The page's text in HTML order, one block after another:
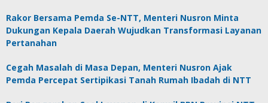
Rakor Bersama Pemda Se-NTT, Menteri Nusron Minta
Dukungan Kepala Daerah Wujudkan Transformasi Layanan
Pertanahan
Cegah Masalah di Masa Depan, Menteri Nusron Ajak
Pemda Percepat Sertipikasi Tanah Rumah Ibadah di NTT